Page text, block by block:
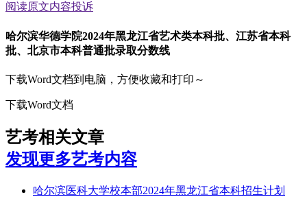
阅读原文内容投诉
哈尔滨华德学院2024年黑龙江省艺术类本科批、江苏省本科
批、北京市本科普通批录取分数线
下载Word文档到电脑，方便收藏和打印～
下载Word文档
艺考相关文章
发现更多艺考内容
哈尔滨医科大学校本部2024年黑龙江省本科招生计划